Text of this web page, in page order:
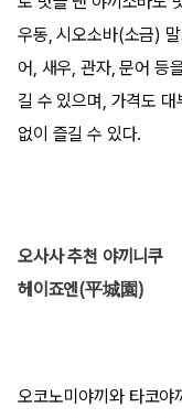
우동, 시오소바(소금)
어, 새우, 관자, 문어 등
길 수 있으며, 가격도
없이 즐길 수 있다.
오사사 추천 야끼니쿠
헤이죠엔(平城園)
오코노미야끼와 타코야